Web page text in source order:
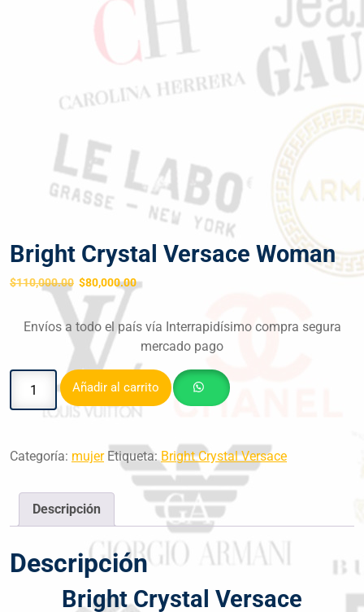
Bright Crystal Versace Woman
$110,000.00 $80,000.00
Envíos a todo el país vía Interrapidísimo compra segura
mercado pago
Añadir al carrito
Categoría: mujer Etiqueta: Bright Crystal Versace
Descripción
Descripción
Bright Crystal Versace